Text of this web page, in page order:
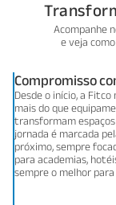
Acompanhe
e veja
Compromisso
Desde o início, a
mais do que
transformam
jornada é marcada
próximo, sempre
para academias,
sempre o melhor